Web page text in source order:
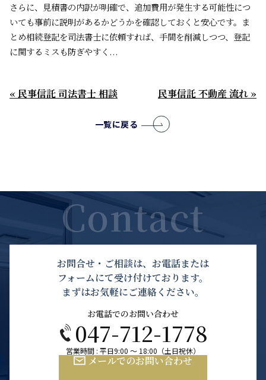
さらに、見積書の内訳が明確で、追加費用が発生する可能性につ
いても事前に説明があるかどうかを確認しておくと安心です。ま
とめ相続登記を司法書士に依頼すれば、手間を削減しつつ、登記
に関するミスも防ぎやすく...
« 民事信託 司法書士 相談 民事信託 不動産 流れ »
一覧に戻る
お問合せ・ご相談は、お電話または
フォームにて受け付けております。
まずはお気軽にご連絡ください。
お電話でのお問い合わせ
047-712-1778
営業時間 : 平日9:00 ～ 18:00（土日祝休）
メールでのお問い合わせ